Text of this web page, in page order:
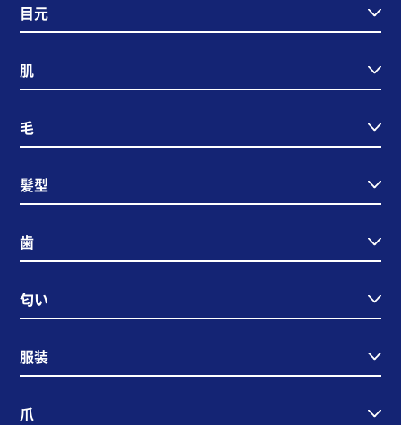
目元
肌
毛
髪型
歯
匂い
服装
爪